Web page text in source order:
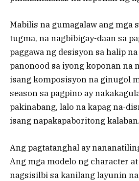
Mabilis na gumagalaw ang mga
tugma, na nagbibigay-daan sa
paggawa ng desisyon sa halip
panonood sa iyong koponan na
isang komposisyon na ginugol
season sa pagpino ay
pakinabang, lalo na kapag na-
isang napakapaboritong kalaban.
Ang pagtatanghal ay
Ang mga modelo ng character
nagsisilbi sa kanilang layunin